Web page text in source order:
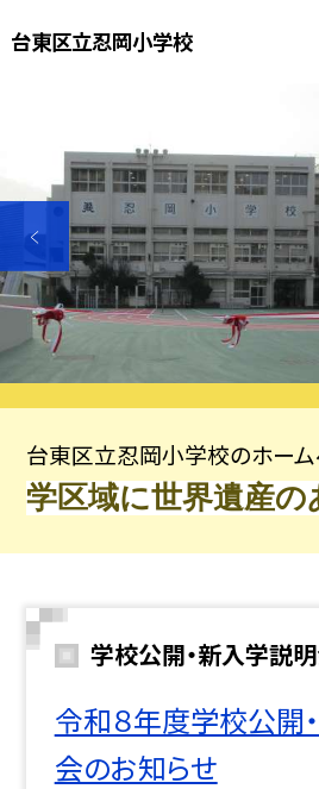
台東区立忍岡小学校
台東区立忍岡小学校のホーム
学区域に世界遺産の
学校公開・新入学説
令和８年度学校公開
会のお知らせ